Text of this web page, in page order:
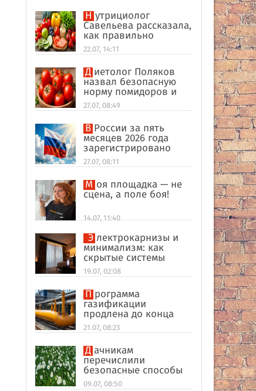
Нутрициолог
Савельева рассказала,
как правильно
формировать
пищевые привычки
22.07, 14:11
Диетолог Поляков
назвал безопасную
норму помидоров и
огурцов
27.07, 08:49
В России за пять
месяцев 2026 года
зарегистрировано
рекордное число
иностранных
компаний
27.07, 08:11
Моя площадка — не
сцена, а поле боя!
14.07, 11:40
Электрокарнизы и
минимализм: как
скрытые системы
делают интерьер
дороже
19.07, 02:08
Программа
газификации
продлена до конца
2026 года
21.07, 08:23
Дачникам
перечислили
безопасные способы
избавиться от тли
09.07, 08:50